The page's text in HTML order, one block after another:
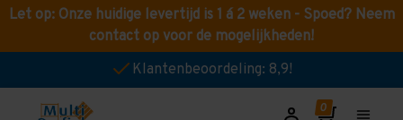
Let op: Onze huidige levertijd is 1 á 2 weken - Spoed? Neem
contact op voor de mogelijkheden!
Klantenbeoordeling: 8,9!